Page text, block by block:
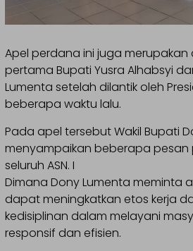
Apel perdana ini juga merupakan
pertama Bupati Yusra Alhabsyi
Lumenta setelah dilantik oleh
beberapa waktu lalu.
Pada apel tersebut Wakil Bupati
menyampaikan beberapa
seluruh ASN. I
Dimana Dony Lumenta meminta
dapat meningkatkan etos kerja
kedisiplinan dalam melayani
responsif dan efisien.